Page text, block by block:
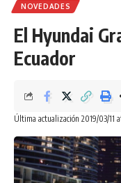
NOVEDADES
El Hyundai
Ecuador
Última actualización 2019/03/11